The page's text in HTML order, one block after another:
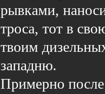
рывками,
троса, тот в
твоим
западню.
Примерно после